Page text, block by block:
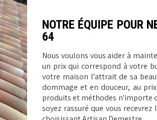
NOTRE ÉQUIPE POUR
64
Nous voulons vous aider à
un prix qui correspond à votre
votre maison l'attrait de sa
dommage et en douceur, au
produits et méthodes n'importe
soyez rassuré que vous